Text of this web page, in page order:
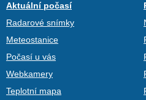
Aktuální počasí
Radarové snímky
Meteostanice
Počasí u vás
Webkamery
Teplotní mapa